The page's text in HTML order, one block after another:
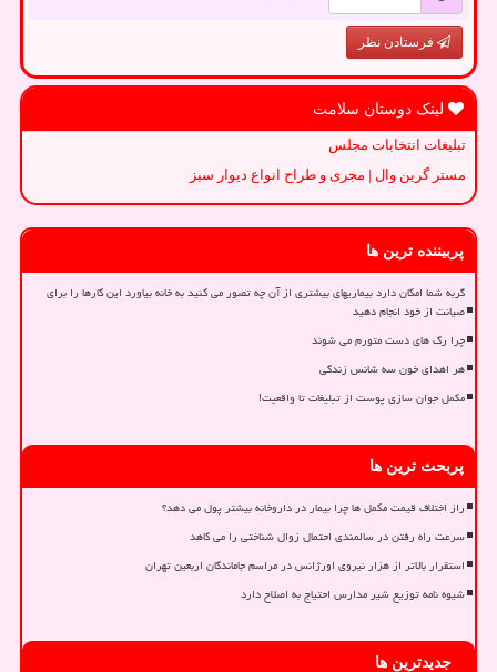
فرستادن نظر
لینک دوستان سلامت
تبلیغات انتخابات مجلس
مستر گرین وال | مجری و طراح انواع دیوار سبز
پربیننده ترین ها
گربه شما امکان دارد بیماریهای بیشتری از آن چه تصور می کنید به خانه بیاورد این کارها را برای
صیانت از خود انجام دهید
چرا رگ های دست متورم می شوند
هر اهدای خون سه شانس زندگی
مکمل جوان سازی پوست از تبلیغات تا واقعیت!
پربحث ترین ها
راز اختلاف قیمت مکمل ها چرا بیمار در داروخانه بیشتر پول می دهد؟
سرعت راه رفتن در سالمندی احتمال زوال شناختی را می کاهد
استقرار بالاتر از هزار نیروی اورژانس در مراسم جاماندگان اربعین تهران
شیوه نامه توزیع شیر مدارس احتیاج به اصلاح دارد
جدیدترین ها